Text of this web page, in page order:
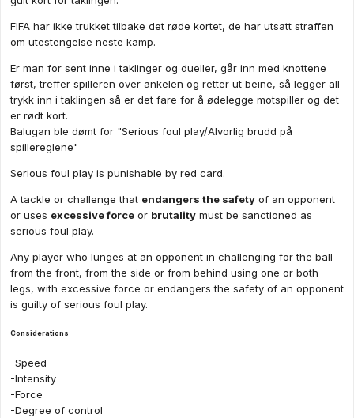
FIFA har ikke trukket tilbake det røde kortet, de har utsatt straffen
om utestengelse neste kamp.
Er man for sent inne i taklinger og dueller, går inn med knottene
først, treffer spilleren over ankelen og retter ut beine, så legger all
trykk inn i taklingen så er det fare for å ødelegge motspiller og det
er rødt kort.
Balugan ble dømt for "Serious foul play/Alvorlig brudd på
spillereglene"
Serious foul play is punishable by red card.
A tackle or challenge that endangers the safety of an opponent
or uses excessive force or brutality must be sanctioned as
serious foul play.
Any player who lunges at an opponent in challenging for the ball
from the front, from the side or from behind using one or both
legs, with excessive force or endangers the safety of an opponent
is guilty of serious foul play.
Considerations
-Speed
-Intensity
-Force
-Degree of control